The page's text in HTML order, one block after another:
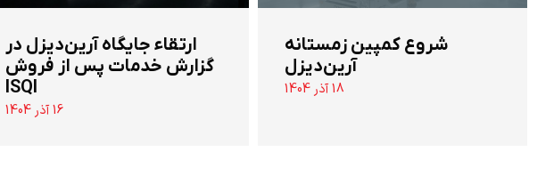
شروع کمپین زمستانه
آرین‌دیزل
18 آذر 1404
ارتقاء جایگاه آرین‌دیزل در
گزارش خدمات پس از فروش
ISQI
16 آذر 1404